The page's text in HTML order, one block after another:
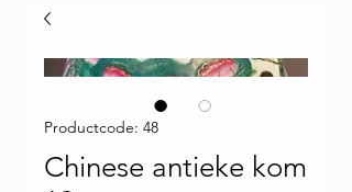
Productcode: 48
Chinese antieke kom